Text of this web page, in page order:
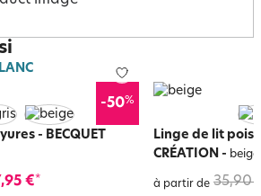
-50%
- BECQUET
€*
Linge de lit pois
CRÉATION - beige
à partir de 35,90